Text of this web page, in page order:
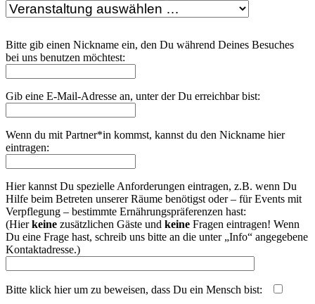
Bitte gib einen Nickname ein, den Du während Deines Besuches
bei uns benutzen möchtest:
Gib eine E-Mail-Adresse an, unter der Du erreichbar bist:
Wenn du mit Partner*in kommst, kannst du den Nickname hier
eintragen:
Hier kannst Du spezielle Anforderungen eintragen, z.B. wenn Du
Hilfe beim Betreten unserer Räume benötigst oder – für Events mit
Verpflegung – bestimmte Ernährungspräferenzen hast:
(Hierkeine zusätzlichen Gäste und keine Fragen eintragen! Wenn
Du eine Frage hast, schreib uns bitte an die unter „Info“ angegebene
Kontaktadresse.)
Bitte klick hier um zu beweisen, dass Du ein Mensch bist: